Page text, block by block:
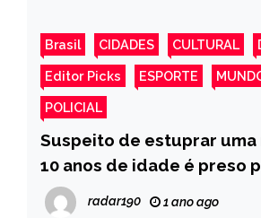
Brasil CIDADES CULTURAL
Editor Picks ESPORTE
POLICIAL
Suspeito de estuprar uma
10 anos de idade é preso
Civil, no Vale do Piancó
radar190 1 ano ago